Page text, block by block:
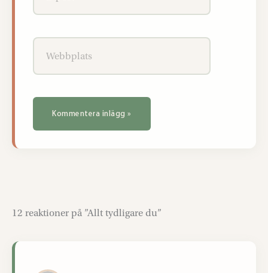
12 reaktioner på ”Allt tydligare du”